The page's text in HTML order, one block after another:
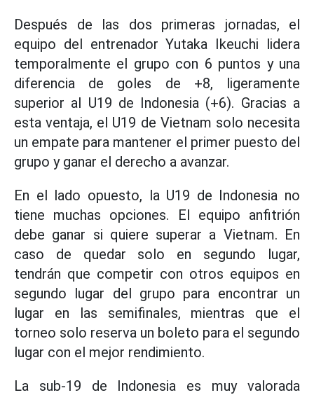
Después de las dos primeras jornadas, el
equipo del entrenador Yutaka Ikeuchi lidera
temporalmente el grupo con 6 puntos y una
diferencia de goles de +8, ligeramente
superior al U19 de Indonesia (+6). Gracias a
esta ventaja, el U19 de Vietnam solo necesita
un empate para mantener el primer puesto del
grupo y ganar el derecho a avanzar.
En el lado opuesto, la U19 de Indonesia no
tiene muchas opciones. El equipo anfitrión
debe ganar si quiere superar a Vietnam. En
caso de quedar solo en segundo lugar,
tendrán que competir con otros equipos en
segundo lugar del grupo para encontrar un
lugar en las semifinales, mientras que el
torneo solo reserva un boleto para el segundo
lugar con el mejor rendimiento.
La sub-19 de Indonesia es muy valorada